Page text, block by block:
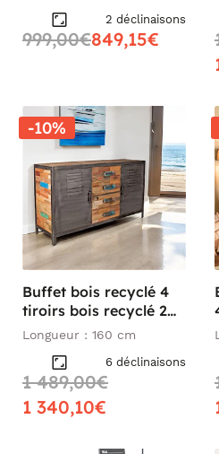
2 déclinaisons
999,00€849,15€
-10%
Buffet bois recyclé 4
tiroirs bois recyclé 2
portes métalliques
160x45x90cm
CARAVELLE
Longueur : 160 cm
6 déclinaisons
1 489,00€
1 340,10€